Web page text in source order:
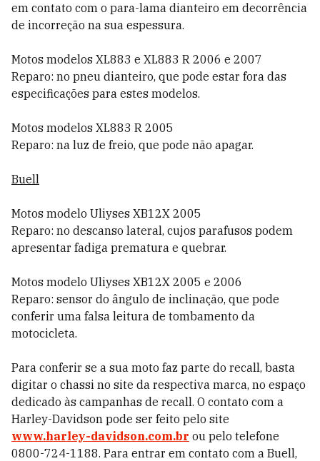
em contato com o para-lama dianteiro em decorrência
de incorreção na sua espessura.
Motos modelos XL883 e XL883 R 2006 e 2007
Reparo: no pneu dianteiro, que pode estar fora das
especificações para estes modelos.
Motos modelos XL883 R 2005
Reparo: na luz de freio, que pode não apagar.
Buell
Motos modelo Uliyses XB12X 2005
Reparo: no descanso lateral, cujos parafusos podem
apresentar fadiga prematura e quebrar.
Motos modelo Uliyses XB12X 2005 e 2006
Reparo: sensor do ângulo de inclinação, que pode
conferir uma falsa leitura de tombamento da
motocicleta.
Para conferir se a sua moto faz parte do recall, basta
digitar o chassi no site da respectiva marca, no espaço
dedicado às campanhas de recall. O contato com a
Harley-Davidson pode ser feito pelo site
www.harley-davidson.com.br ou pelo telefone
0800-724-1188. Para entrar em contato com a Buell,